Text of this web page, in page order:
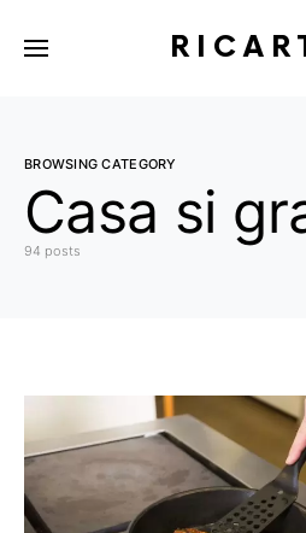
BROWSING CATEGORY
Casa si
94 posts